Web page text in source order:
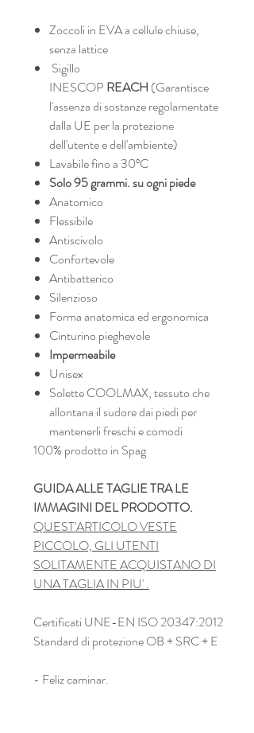
Zoccoli in EVA a cellule chiuse,
senza lattice
Sigillo
INESCOP REACH (Garantisce
l'assenza di sostanze regolamentate
dalla UE per la protezione
dell'utente e dell'ambiente)
Lavabile fino a 30ºC
Solo 95 grammi. su ogni piede
Anatomico
Flessibile
Antiscivolo
Confortevole
Antibatterico
Silenzioso
Forma anatomica ed ergonomica
Cinturino pieghevole
Impermeabile
Unisex
Solette COOLMAX, tessuto che
allontana il sudore dai piedi per
mantenerli freschi e comodi
100% prodotto in Spag
GUIDA ALLE TAGLIE TRA LE
IMMAGINI DEL PRODOTTO.
QUEST'ARTICOLO VESTE
PICCOLO, GLI UTENTI
SOLITAMENTE ACQUISTANO DI
UNA TAGLIA IN PIU' .
Certificati UNE-EN ISO 20347:2012
Standard di protezione OB + SRC + E
- Feliz caminar.